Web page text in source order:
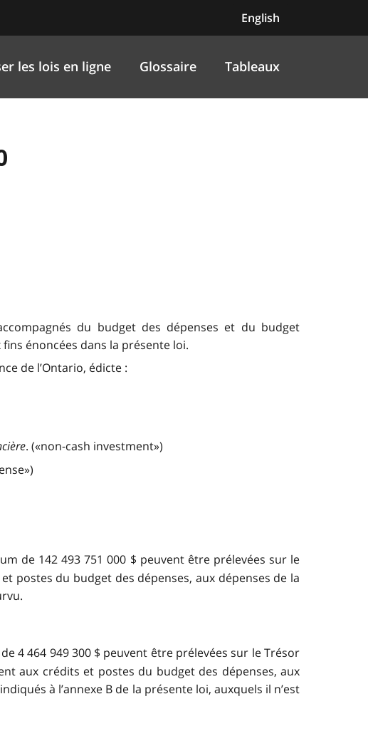
English
les lois en ligne Glossaire Tableaux
du budget des dépenses et du budget
énoncées dans la présente loi.
de l’Ontario, édicte :
. («non-cash investment»)
de 142 493 751 000 $ peuvent être prélevées sur le
postes du budget des dépenses, aux dépenses de la
4 464 949 300 $ peuvent être prélevées sur le Trésor
aux crédits et postes du budget des dépenses, aux
à l’annexe B de la présente loi, auxquels il n’est